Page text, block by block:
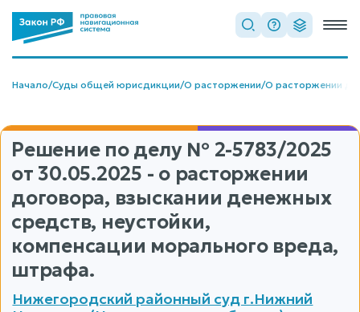
Начало/Суды общей юрисдикции/О расторжении/О расторжении
Решение по делу № 2-5783/2025
от 30.05.2025 - о расторжении
договора, взыскании денежных
средств, неустойки,
компенсации морального вреда,
штрафа.
Нижегородский районный суд г.Нижний